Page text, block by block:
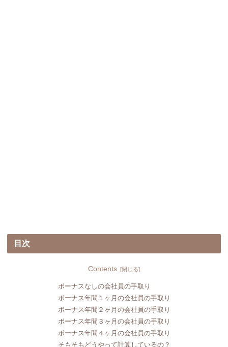
目次
Contents
ボーナスなしの会社員の手取り
ボーナス年間１ヶ月の会社員の手取り
ボーナス年間２ヶ月の会社員の手取り
ボーナス年間３ヶ月の会社員の手取り
ボーナス年間４ヶ月の会社員の手取り
そもそもどうやって計算しているの？